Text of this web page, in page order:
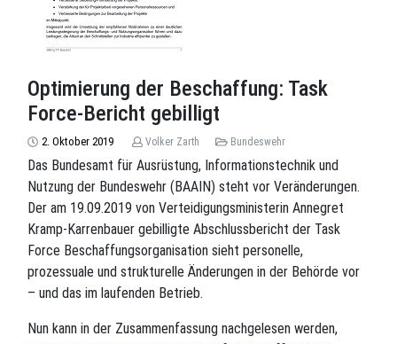
Optimierung der Beschaffung: Task
Force-Bericht gebilligt
2. Oktober 2019 Volker Zarth Bundeswehr
Das Bundesamt für Ausrüstung, Informationstechnik und
Nutzung der Bundeswehr (BAAIN) steht vor Veränderungen.
Der am 19.09.2019 von Verteidigungsministerin Annegret
Kramp-Karrenbauer gebilligte Abschlussbericht der Task
Force Beschaffungsorganisation sieht personelle,
prozessuale und strukturelle Änderungen in der Behörde vor
– und das im laufenden Betrieb.
Nun kann in der Zusammenfassung nachgelesen werden,